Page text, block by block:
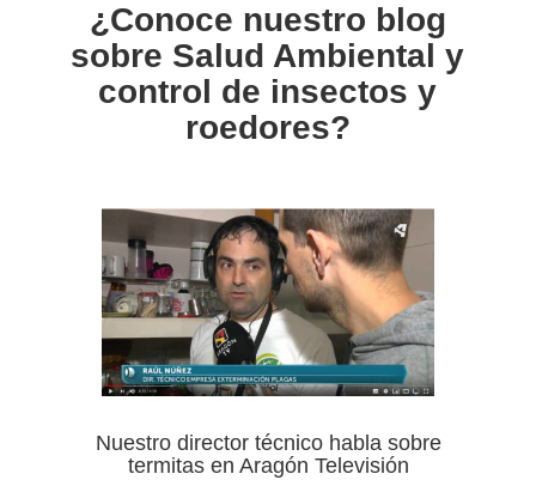
¿Conoce nuestro blog
sobre Salud Ambiental y
control de insectos y
roedores?
Nuestro director técnico habla sobre
termitas en Aragón Televisión